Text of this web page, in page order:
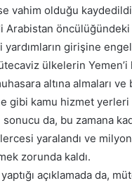
vahim olduğu
Arabistan
yardımların girişine
ülkelerin Yemen’i
altına almaları
gibi kamu hizmet yerleri
sonucu da, bu zamana
yaralandı ve
zorunda kaldı.
açıklamada da,